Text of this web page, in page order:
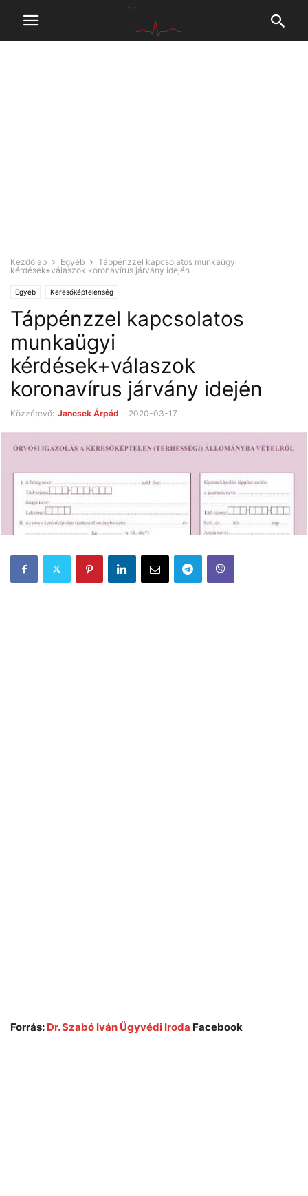
Kezdőlap Egyéb
Táppénzzel kapcsolatos munkaügyi
kérdések+válaszok koronavírus járvány idején
Egyéb Keresőképtelenség
Táppénzzel kapcsolatos
munkaügyi
kérdések+válaszok
koronavírus járvány idején
Közzétevő: Jancsek Árpád - 2020-03-17
Forrás: Dr. Szabó Iván Ügyvédi Iroda Facebook